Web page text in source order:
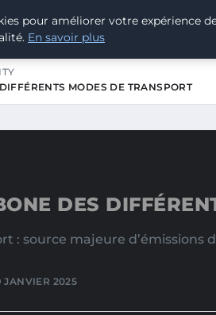
POUR LE
MODES DE TRANSPORT
DES
: source majeure
JANVIER 2025
pour améliorer votre expérience
En savoir plus